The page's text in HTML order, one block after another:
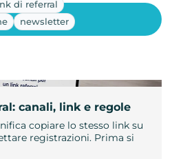
di referral
newsletter
canali, link e regole
copiare lo stesso link su
registrazioni. Prima si
altri